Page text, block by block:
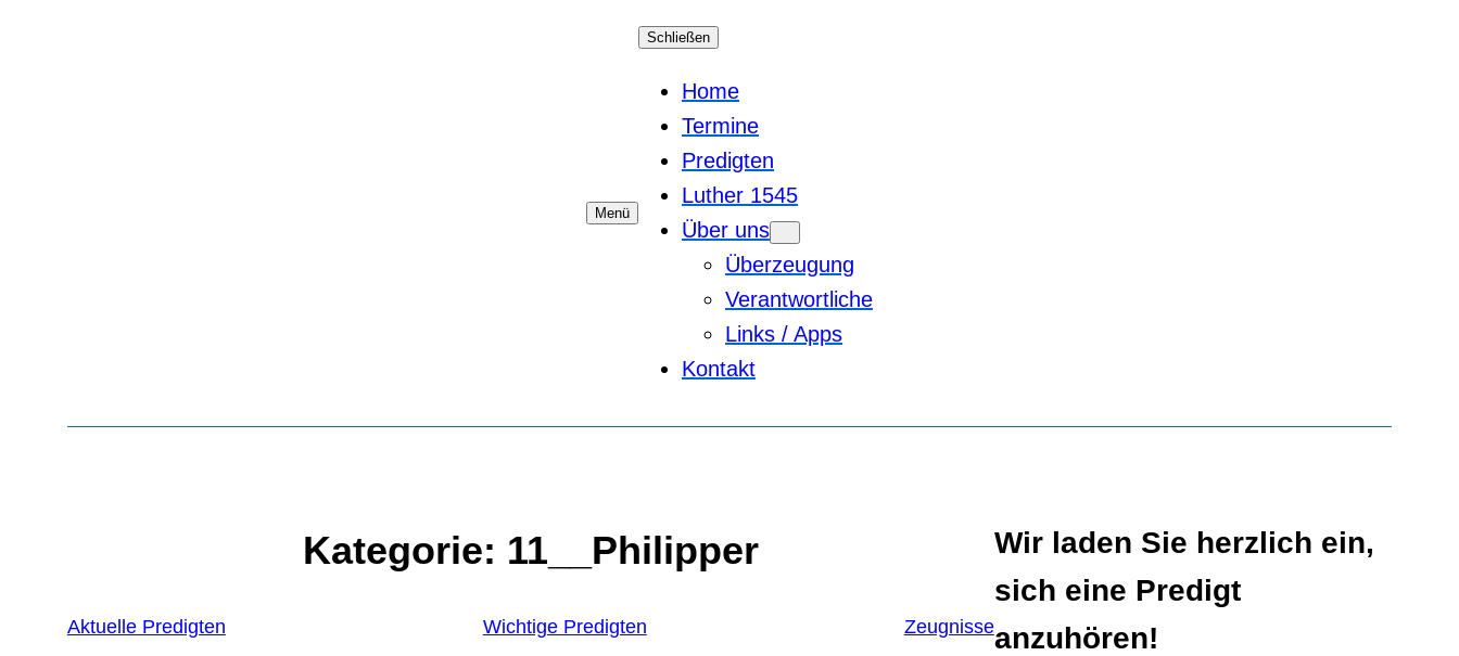
Menü
Schließen
Home
Termine
Predigten
Luther 1545
Über uns
Überzeugung
Verantwortliche
Links / Apps
Kontakt
Kategorie: 11__Philipper
Aktuelle Predigten Wichtige Predigten Zeugnisse
Wir laden Sie herzlich ein,
sich eine Predigt
anzuhören!